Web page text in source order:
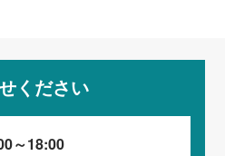
ください
～18:00